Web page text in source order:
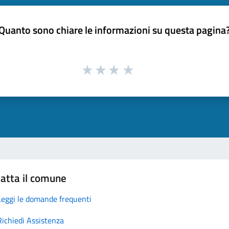
sono chiare le informazioni su questa
il comune
le domande frequenti
Assistenza